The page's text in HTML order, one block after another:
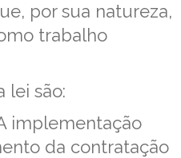
por sua natureza,
trabalho
lei são:
implementação
da contratação